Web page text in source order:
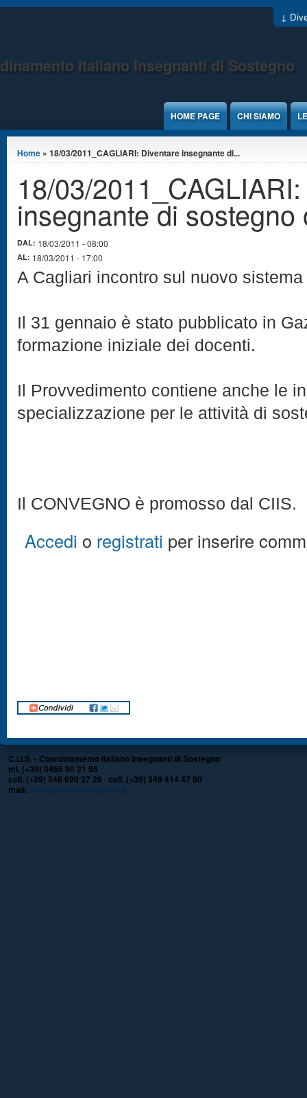
Jump to Content
↓
Italiano Insegnanti di Sostegno
HOME PAGE CHI SIAMO
Tu sei qui
Home » 18/03/2011_CAGLIARI: Diventare insegnante di...
18/03/
insegnante di sostegno
DAL: 18/03/2011 - 08:00
AL: 18/03/2011 - 17:00
A Cagliari incontro sul nuovo
Il 31 gennaio è stato pubblicato in
formazione iniziale dei docenti.
Il Provvedimento contiene anche le
specializzazione per le attività di
Il CONVEGNO è promosso dal CIIS.
Accedi o registrati per inserire
C.I.I.S. - Coordinamento Italiano Insegnanti di Sostegno
tel. (+39) 0465 90 21 95
cell. (+39) 346 690 37 26 cell. (+39) 349 414 47 50
mail: